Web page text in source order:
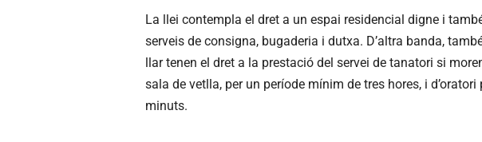
La llei contempla el dret a un espai residencial digne i
serveis de consigna, bugaderia i dutxa. D’altra banda,
llar tenen el dret a la prestació del servei de tanatori si
sala de vetlla, per un període mínim de tres hores, i
minuts.